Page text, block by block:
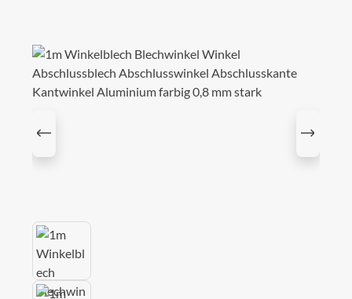
Bildergalerie überspringen